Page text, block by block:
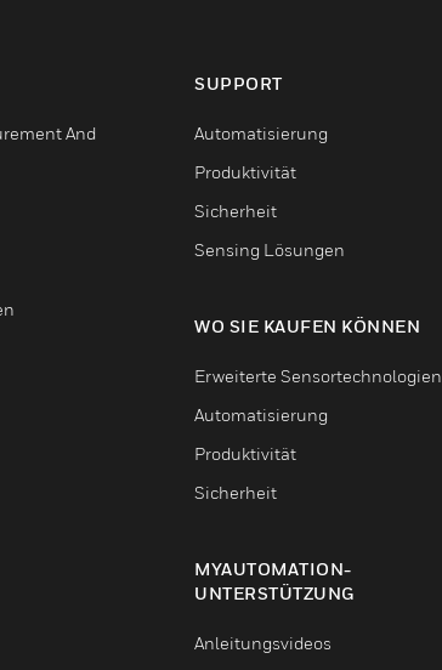
And
SUPPORT
Automatisierung
Produktivität
Sicherheit
Sensing Lösungen
WO SIE KAUFEN KÖNNEN
Erweiterte Sensortechnologien
Automatisierung
Produktivität
Sicherheit
MYAUTOMATION-
UNTERSTÜTZUNG
Anleitungsvideos